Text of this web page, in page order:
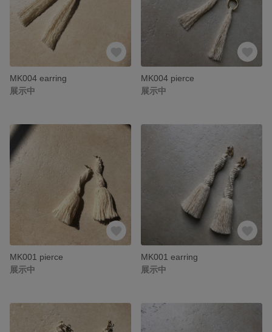
MK004 earring
展示中
MK004 pierce
展示中
MK001 pierce
展示中
MK001 earring
展示中